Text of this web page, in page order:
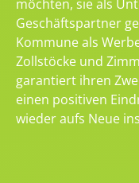
möchten, sie als
Geschäftspartner
Kommune als
Zollstöcke und
garantiert ihren
einen positiven
wieder aufs Neue